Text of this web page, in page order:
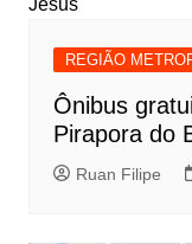
REGIÃO
Ônibus
Pirapora do
Ruan Filipe